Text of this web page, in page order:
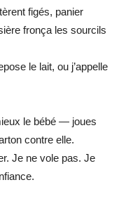
figés, panier
fronça les sourcils
le lait, ou j’appelle
le bébé — joues
contre elle.
Je ne vole pas. Je